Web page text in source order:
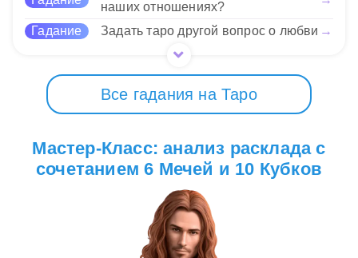
наших отношениях?
Гадание Задать таро другой вопрос о любви →
Все гадания на Таро
Мастер-Класс: анализ расклада с
сочетанием 6 Мечей и 10 Кубков